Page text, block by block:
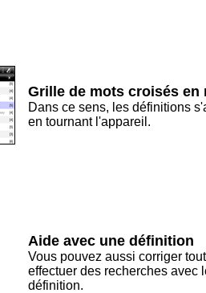
Grille de mots croisés en
Dans ce sens, les définitions
en tournant l'appareil.
Aide avec une définition
Vous pouvez aussi corriger
effectuer des recherches avec
définition.